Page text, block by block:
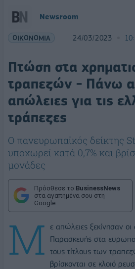
Newsroom
ΟΙΚΟΝΟΜΙΑ 24/03/2023
Πτώση στα
τραπεζών - Πάνω
απώλειες για τις
τράπεζες
Ο πανευρωπαϊκός δείκτης
υποχωρεί κατά 0,7% και
μονάδες
Πρόσθεσε το BusinessNews
στα αγαπημένα σου στη
Google
Μ
ε απώλειες ξεκίνησαν
Παρασκευής στα
τους τίτλους των
βρίσκονται σε κλοιό